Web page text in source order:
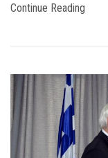
Continue Reading